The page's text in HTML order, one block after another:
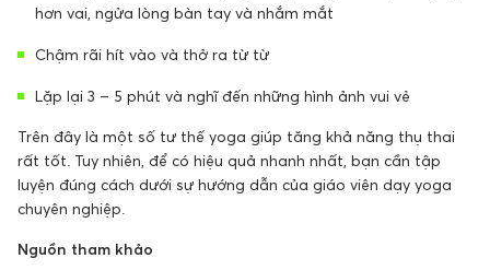
hơn vai, ngửa lòng bàn tay và nhắm mắt
Chậm rãi hít vào và thở ra từ từ
Lặp lại 3 – 5 phút và nghĩ đến những hình ảnh vui vẻ
Trên đây là một số tư thế yoga giúp tăng khả năng thụ thai
rất tốt. Tuy nhiên, để có hiệu quả nhanh nhất, bạn cần tập
luyện đúng cách dưới sự hướng dẫn của giáo viên dạy yoga
chuyên nghiệp.
Nguồn tham khảo